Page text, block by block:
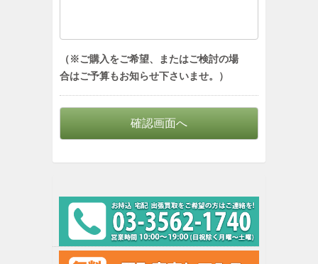
（※ご購入をご希望、またはご検討の場
合はご予算もお知らせ下さいませ。）